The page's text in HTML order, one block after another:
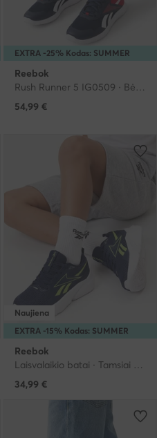
EXTRA -25% Kodas: SUMMER
Reebok
Rush Runner 5 IG0509 · Bėgimo batai
54,99 €
EXTRA -15% Kodas: SUMMER
Naujiena
Reebok
Laisvalaikio batai · Tamsiai mėlyna
34,99 €